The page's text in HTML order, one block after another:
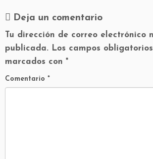
Deja un comentario
Tu dirección de correo electrónico
publicada. Los campos
marcados con *
Comentario *